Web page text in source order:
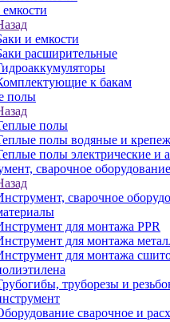
и емкости
расширительные
к бакам
полы
полы
полы водяные и крепеж
полы электрические и
сварочное
сварочное
для монтажа PPR
для монтажа
для монтажа
труборезы и
сварочное и